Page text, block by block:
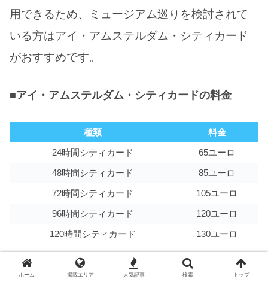
用できるため、ミュージアム巡りを検討されて
いる方はアイ・アムステルダム・シティカード
がおすすめです。
■アイ・アムステルダム・シティカードの料金
種類
料金
24時間シティカード
65ユーロ
48時間シティカード
85ユーロ
72時間シティカード
105ユーロ
96時間シティカード
120ユーロ
120時間シティカード
130ユーロ
※対象になる博物館などは 公式サイト（英語）
ホーム 掲載エリア 人気記事 検索 トップ